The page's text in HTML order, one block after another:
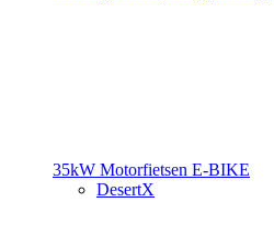
35kW Motorfietsen E-BIKE
DesertX